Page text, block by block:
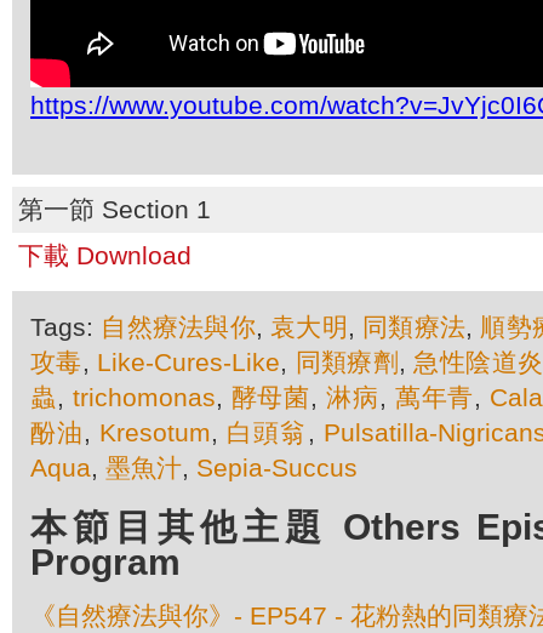
https://www.youtube.com/
第一節 Section 1
下載 Download
Tags: 自然療法與你, 袁大明 , 同類療法, 順勢
攻毒, Like-Cures-Like, 同類療劑 , 急性陰道炎
蟲, trichomonas, 酵母菌,淋病, 萬年青,
酚油, Kresotum, 白頭翁 , Pulsatilla-
Aqua, 墨魚汁, Sepia-Succus
本節目其他主題 Others
Program
《自然療法與你》- EP547 - 花粉熱的同類療